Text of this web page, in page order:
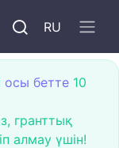
RU
осы бетте 10
гранттық
алмау үшін!